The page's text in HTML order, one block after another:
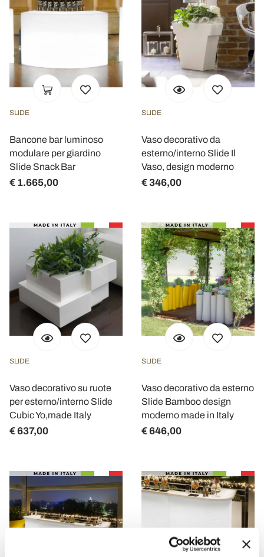
SLIDE
Bancone bar luminoso
modulare per giardino
Slide Snack Bar
€ 1.665,00
SLIDE
Vaso decorativo da
esterno/interno Slide Il
Vaso, design moderno
€ 346,00
SLIDE
Vaso decorativo su ruote
per esterno/interno Slide
Cubic Yo,made Italy
€ 637,00
SLIDE
Vaso decorativo da esterno
Slide Bamboo design
moderno made in Italy
€ 646,00